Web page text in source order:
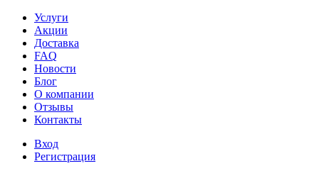
Услуги
Акции
Доставка
FAQ
Новости
Блог
О компании
Отзывы
Контакты
Вход
Регистрация